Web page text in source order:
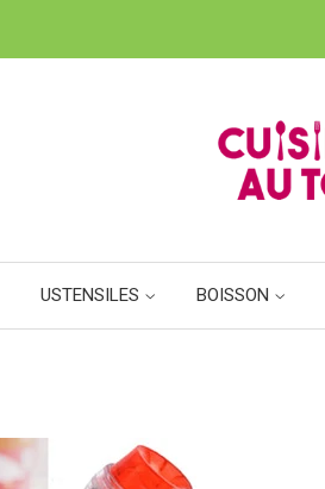
USTENSILES BOISSON